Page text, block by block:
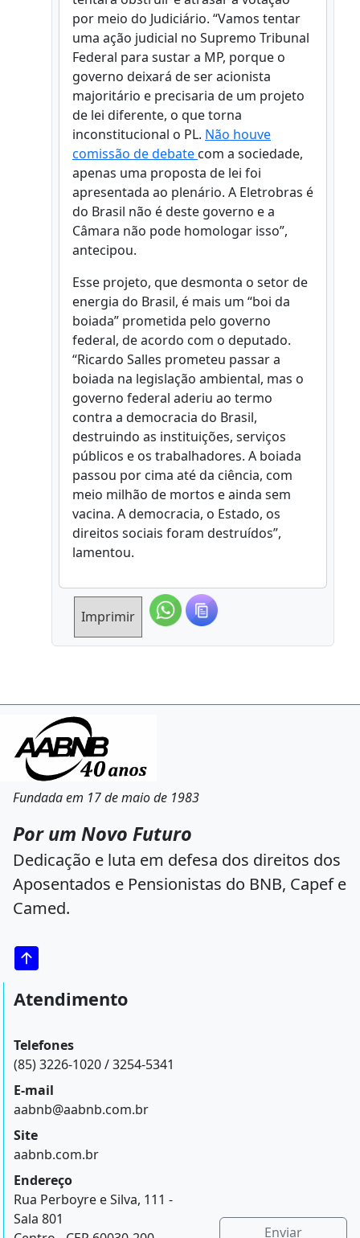
por meio do Judiciário. “Vamos tentar
uma ação judicial no Supremo Tribunal
Federal para sustar a MP, porque o
governo deixará de ser acionista
majoritário e precisaria de um projeto
de lei diferente, o que torna
inconstitucional o PL. Não houve
comissão de debate com a sociedade,
apenas uma proposta de lei foi
apresentada ao plenário. A Eletrobras é
do Brasil não é deste governo e a
Câmara não pode homologar isso”,
antecipou.
Esse projeto, que desmonta o setor de
energia do Brasil, é mais um “boi da
boiada” prometida pelo governo
federal, de acordo com o deputado.
“Ricardo Salles prometeu passar a
boiada na legislação ambiental, mas o
governo federal aderiu ao termo
contra a democracia do Brasil,
destruindo as instituições, serviços
públicos e os trabalhadores. A boiada
passou por cima até da ciência, com
meio milhão de mortos e ainda sem
vacina. A democracia, o Estado, os
direitos sociais foram destruídos”,
lamentou.
Imprimir
Fundada em 17 de maio de 1983
Por um Novo Futuro
Dedicação e luta em defesa dos direitos dos
Aposentados e Pensionistas do BNB, Capef e
Camed.
Atendimento
Telefones
(85) 3226-1020 / 3254-5341
E-mail
aabnb@aabnb.com.br
Site
aabnb.com.br
Endereço
Rua Perboyre e Silva, 111 -
Sala 801
Enviar